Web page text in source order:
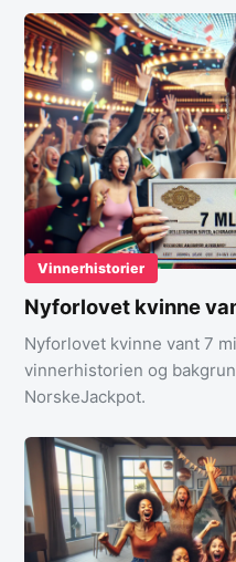
Vinnerhistorier
Nyforlovet kvinne
Nyforlovet kvinne vant 7
vinnerhistorien og
NorskeJackpot.